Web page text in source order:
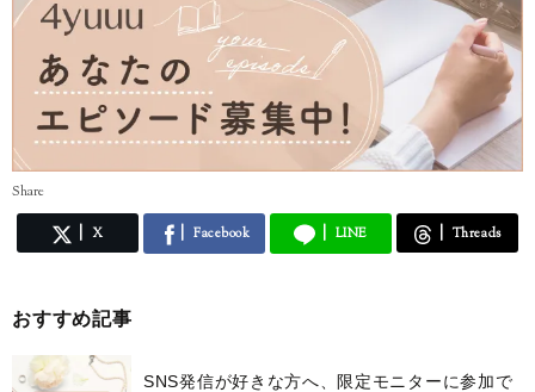
Share
X Facebook LINE Threads
おすすめ記事
SNS発信が好きな方へ、限定モニターに参加で